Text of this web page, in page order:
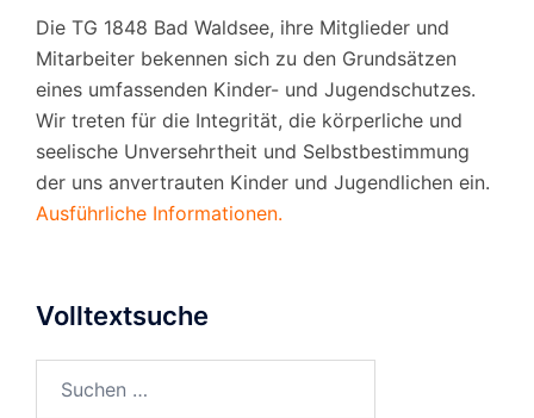
Die TG 1848 Bad Waldsee, ihre Mitglieder und
Mitarbeiter bekennen sich zu den Grundsätzen
eines umfassenden Kinder- und Jugendschutzes.
Wir treten für die Integrität, die körperliche und
seelische Unversehrtheit und Selbstbestimmung
der uns anvertrauten Kinder und Jugendlichen ein.
Ausführliche Informationen.
Volltextsuche
nach: